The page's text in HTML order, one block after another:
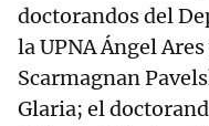
doctorandos del
la UPNA Ángel
Scarmagnan
Glaria; el